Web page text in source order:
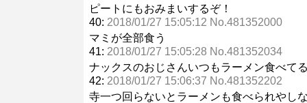
ピートにもおみまいするぞ！
40: 2018/01/27 15:05:12 No.481352000
マミが全部食う
41: 2018/01/27 15:05:28 No.481352034
ナックスのおじさんいつもラーメン食べて
42: 2018/01/27 15:06:37 No.481352202
寺一つ回らないとラーメンも食べられやし